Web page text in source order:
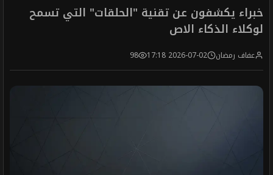
خبراء يكشفون عن تقنية "الحلقات" التي تسمح
لوكلاء الذكاء الاص
عفاف رمضان 2026-07-02 17:18
98